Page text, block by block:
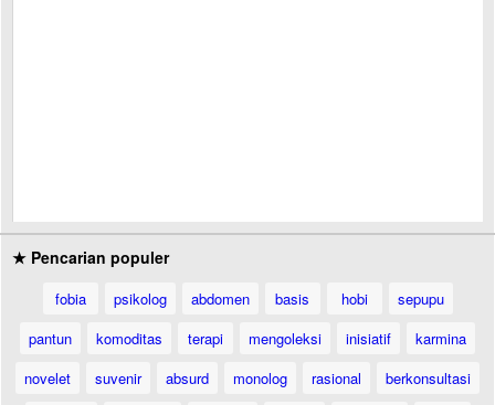
★ Pencarian populer
fobia psikolog abdomen basis hobi
sepupu
pantun
komoditas terapi mengoleksi inisiatif
karmina
novelet
suvenir absurd monolog rasional
berkonsultasi